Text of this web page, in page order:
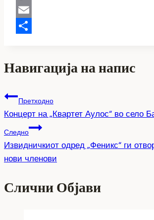
Copy
Link
Email
Навигација на напис
Претходно
Концерт на „Квартет Аулос“ во село
Следно
Извидничкиот одред „Феникс“ ги
нови членови
Слични Објави